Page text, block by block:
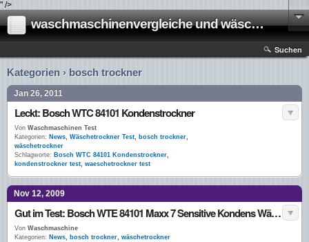
" />
waschmaschinenvergleiche und wäschetrockner vergleiche
Suchen
Kategorien › bosch trockner
Jan 26, 2011
Leckt: Bosch WTC 84101 Kondenstrockner
Von Waschmaschinen Test
Kategorien: News, Wäschetrockner Test, bosch trockner,
wäschetrockner
Schlagworte: Bosch WTC 84101 Kondenstrockner,
kondenstrockner test, waeschetrockner test
Nov 12, 2009
Gut im Test: Bosch WTE 84101 Maxx 7 Sensitive Kondens Wäschetrockner
Von Waschmaschine
Kategorien: News, bosch trockner, wäschetrockner